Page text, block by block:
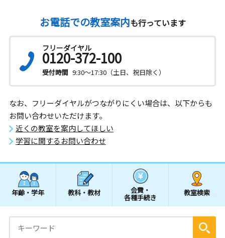
お電話での教室案内も行っています
フリーダイヤル
0120-372-100
受付時間 9:30～17:30（土日、祝日除く）
なお、フリーダイヤルがつながりにくい場合は、以下からも
お問い合わせいただけます。
近くの教室を案内してほしい
学習に関するお問い合わせ
年齢・学年 教科・教材 会費・
各種手続き
教室検索